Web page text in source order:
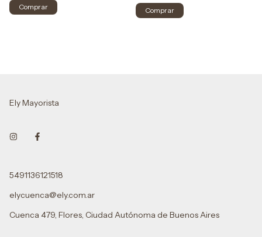
Comprar
Ely Mayorista
5491136121518
elycuenca@ely.com.ar
Cuenca 479, Flores, Ciudad Autónoma de Buenos Aires